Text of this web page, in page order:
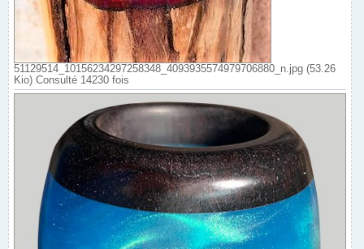
51129514_10156234297258348_4093935574979706880_n.jpg (53.26
Kio) Consulté 14230 fois